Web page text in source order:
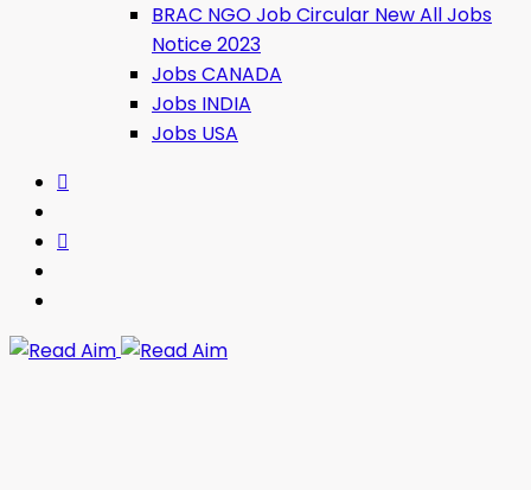
BRAC NGO Job Circular New All Jobs
Notice 2023
Jobs CANADA
Jobs INDIA
Jobs USA
Read Aim